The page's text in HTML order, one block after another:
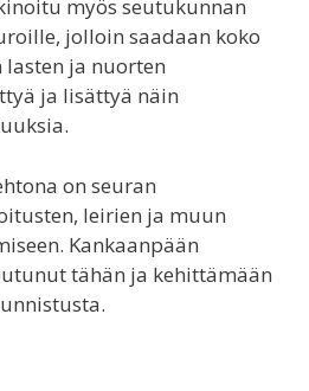
myös seutukunnan
jolloin saadaan koko
lasten ja nuorten
ja lisättyä näin
on seuran
leirien ja muun
Kankaanpään
tähän ja kehittämään